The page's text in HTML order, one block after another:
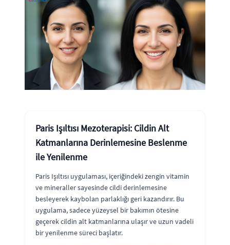
Paris Işıltısı Mezoterapisi: Cildin Alt
Katmanlarına Derinlemesine Beslenme
ile Yenilenme
Paris Işıltısı uygulaması, içeriğindeki zengin vitamin
ve mineraller sayesinde cildi derinlemesine
besleyerek kaybolan parlaklığı geri kazandırır. Bu
uygulama, sadece yüzeysel bir bakımın ötesine
geçerek cildin alt katmanlarına ulaşır ve uzun vadeli
bir yenilenme süreci başlatır.